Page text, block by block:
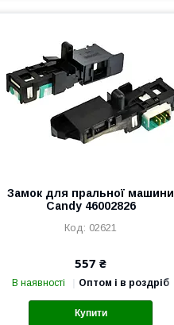
Замок для пральної машини
Candy 46002826
02621
557 ₴
В наявності Оптом і в роздріб
Купити